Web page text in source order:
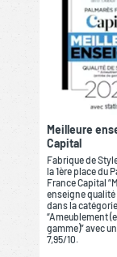
Meilleure
Capital
Fabrique de
la 1ère place du
France Capital
enseigne qualité
dans la catégorie
“Ameublement
gamme)” avec
7,95/10.